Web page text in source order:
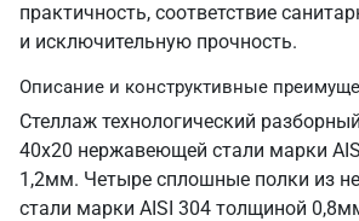
практичность, соответствие
и исключительную прочность.
Описание и конструктивные
Стеллаж технологический
40х20 нержавеющей стали марки
1,2мм. Четыре сплошные полки из
стали марки AISI 304 толщиной